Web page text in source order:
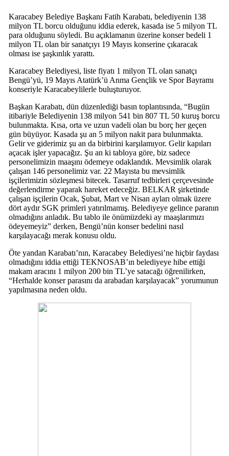
Karacabey Belediye Başkanı Fatih Karabatı, belediyenin 138
milyon TL borcu olduğunu iddia ederek, kasada ise 5 milyon TL
para olduğunu söyledi. Bu açıklamanın üzerine konser bedeli 1
milyon TL olan bir sanatçıyı 19 Mayıs konserine çıkaracak
olması ise şaşkınlık yarattı.
Karacabey Belediyesi, liste fiyatı 1 milyon TL olan sanatçı
Bengü’yü, 19 Mayıs Atatürk’ü Anma Gençlik ve Spor Bayramı
konseriyle Karacabeylilerle buluşturuyor.
Başkan Karabatı, dün düzenlediği basın toplantısında, “Bugün
itibariyle Belediyenin 138 milyon 541 bin 807 TL 50 kuruş borcu
bulunmakta. Kısa, orta ve uzun vadeli olan bu borç her geçen
gün büyüyor. Kasada şu an 5 milyon nakit para bulunmakta.
Gelir ve giderimiz şu an da birbirini karşılamıyor. Gelir kapıları
açacak işler yapacağız. Şu an ki tabloya göre, biz sadece
personelimizin maaşını ödemeye odaklandık. Mevsimlik olarak
çalışan 146 personelimiz var. 22 Mayısta bu mevsimlik
işçilerimizin sözleşmesi bitecek. Tasarruf tedbirleri çerçevesinde
değerlendirme yaparak hareket edeceğiz. BELKAR şirketinde
çalışan işçilerin Ocak, Şubat, Mart ve Nisan ayları olmak üzere
dört aydır SGK primleri yatırılmamış. Belediyeye gelince paranın
olmadığını anladık. Bu tablo ile önümüzdeki ay maaşlarımızı
ödeyemeyiz” derken, Bengü’nün konser bedelini nasıl
karşılayacağı merak konusu oldu.
Öte yandan Karabatı’nın, Karacabey Belediyesi’ne hiçbir faydası
olmadığını iddia ettiği TEKNOSAB’ın belediyeye hibe ettiği
makam aracını 1 milyon 200 bin TL’ye satacağı öğrenilirken,
“Herhalde konser parasını da arabadan karşılayacak” yorumunun
yapılmasına neden oldu.